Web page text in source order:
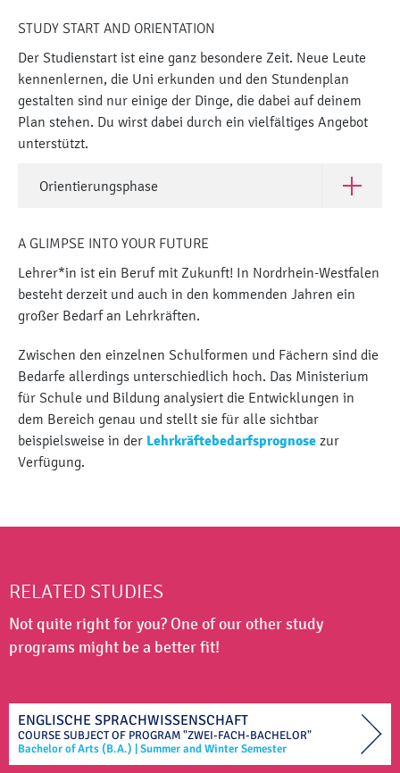
STUDY START AND ORIENTATION
Der Studienstart ist eine ganz besondere Zeit. Neue Leute
kennenlernen, die Uni erkunden und den Stundenplan
gestalten sind nur einige der Dinge, die dabei auf deinem
Plan stehen. Du wirst dabei durch ein vielfältiges Angebot
unterstützt.
Orientierungsphase Open
A GLIMPSE INTO YOUR FUTURE
Lehrer*in ist ein Beruf mit Zukunft! In Nordrhein-Westfalen
besteht derzeit und auch in den kommenden Jahren ein
großer Bedarf an Lehrkräften.
Zwischen den einzelnen Schulformen und Fächern sind die
Bedarfe allerdings unterschiedlich hoch. Das Ministerium
für Schule und Bildung analysiert die Entwicklungen in
dem Bereich genau und stellt sie für alle sichtbar
beispielsweise in der Lehrkräftebedarfsprognose zur
Verfügung.
RELATED STUDIES
Not quite right for you? One of our other study
programs might be a better fit!
ENGLISCHE SPRACHWISSENSCHAFT
COURSE SUBJECT OF PROGRAM "ZWEI-FACH-BACHELOR"
Bachelor of Arts (B.A.)
Summer and Winter Semester